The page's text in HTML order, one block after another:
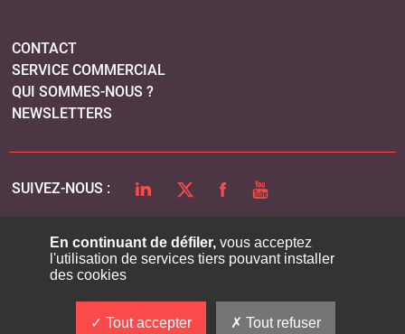
CONTACT
SERVICE COMMERCIAL
QUI SOMMES-NOUS ?
NEWSLETTERS
SUIVEZ-NOUS : LINKEDINTWITTERFACEBOOK
YOUTUBE
PLAN DU SITE
En continuant de défiler,vous acceptez
l'utilisation de services tiers pouvant installer
des cookies
Tout accepter Tout refuser